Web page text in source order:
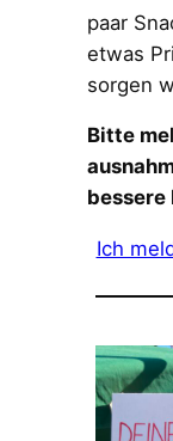
paar
etwas
sorgen
Bitte
bessere
Ich